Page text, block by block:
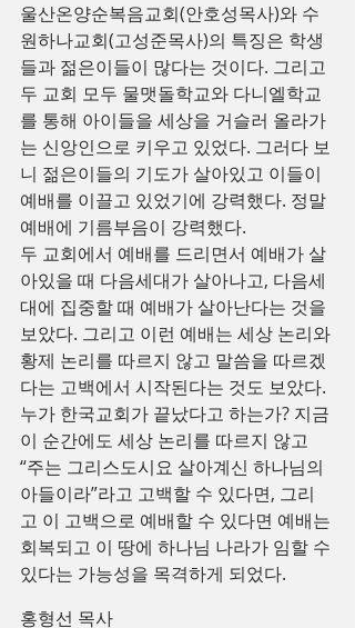
울산온양순복음교회(안호성목사)와 수
원하나교회(고성준목사)의 특징은 학생
들과 젊은이들이 많다는 것이다. 그리고
두 교회 모두 물맷돌학교와 다니엘학교
를 통해 아이들을 세상을 거슬러 올라가
는 신앙인으로 키우고 있었다. 그러다 보
니 젊은이들의 기도가 살아있고 이들이
예배를 이끌고 있었기에 강력했다. 정말
예배에 기름부음이 강력했다.
두 교회에서 예배를 드리면서 예배가 살
아있을 때 다음세대가 살아나고, 다음세
대에 집중할 때 예배가 살아난다는 것을
보았다. 그리고 이런 예배는 세상 논리와
황제 논리를 따르지 않고 말씀을 따르겠
다는 고백에서 시작된다는 것도 보았다.
누가 한국교회가 끝났다고 하는가? 지금
이 순간에도 세상 논리를 따르지 않고
“주는 그리스도시요 살아계신 하나님의
아들이라”라고 고백할 수 있다면, 그리
고 이 고백으로 예배할 수 있다면 예배는
회복되고 이 땅에 하나님 나라가 임할 수
있다는 가능성을 목격하게 되었다.
홍형선 목사